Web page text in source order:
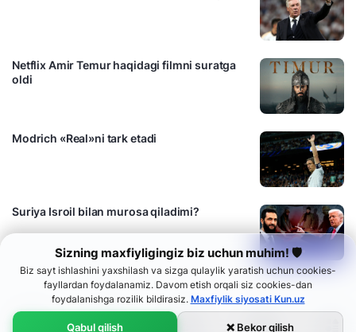
Sizning maxfiyligingiz biz uchun muhim! 🛡
Biz sayt ishlashini yaxshilash va sizga qulaylik yaratish uchun cookies-
fayllardan foydalanamiz. Davom etish orqali siz cookies-dan
foydalanishga rozilik bildirasiz. Maxfiylik siyosati Kun.uz
Qabul qilish ❌ Bekor qilish
Netflix Amir Temur haqidagi filmni suratga
oldi
Modrich «Real»ni tark etadi
Suriya Isroil bilan murosa qiladimi?